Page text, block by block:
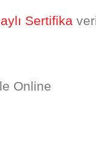
Sertifika
Online